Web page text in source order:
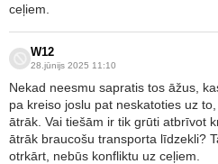
ceļiem.
W12
28.jūnijs 2025 11:10
Nekad neesmu sapratis tos āžus,
pa kreiso joslu pat neskatoties uz
ātrāk. Vai tiešām ir tik grūti atbrīvot
ātrāk braucošu transporta līdzekli?
otrkārt, nebūs konfliktu uz ceļiem.